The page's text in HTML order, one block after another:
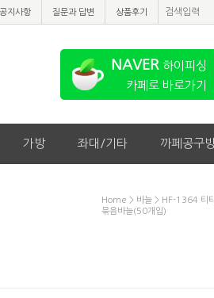
공지사항 질문과 답변 상품후기
가방 좌대/기타 까페공구
NAVER 하이피싱
카페로 바로가기
Home > 바늘 > HF-1364 티
묶음바늘(50개입)